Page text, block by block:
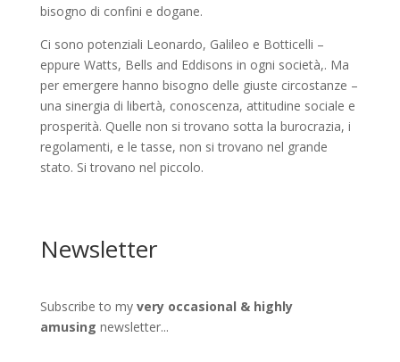
bisogno di confini e dogane.
Ci sono potenziali Leonardo, Galileo e Botticelli –
eppure Watts, Bells and Eddisons in ogni società,. Ma
per emergere hanno bisogno delle giuste circostanze –
una sinergia di libertà, conoscenza, attitudine sociale e
prosperità. Quelle non si trovano sotta la burocrazia, i
regolamenti, e le tasse, non si trovano nel grande
stato. Si trovano nel piccolo.
Newsletter
Subscribe to my very occasional & highly
amusing newsletter...